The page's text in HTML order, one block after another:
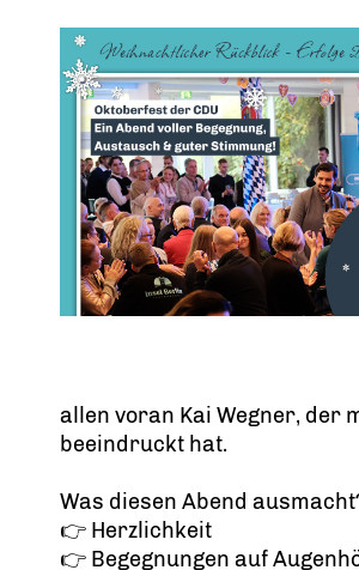
allen voran Kai Wegner, der
beeindruckt hat.
Was diesen Abend
👉 Herzlichkeit
👉 Begegnungen auf